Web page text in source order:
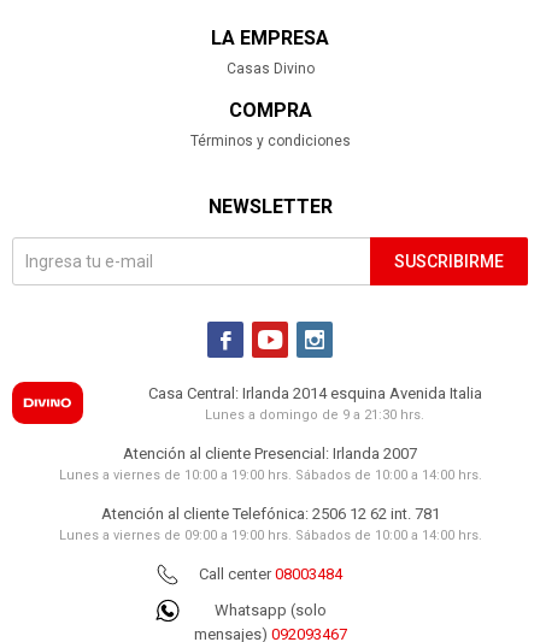
LA EMPRESA
Casas Divino
COMPRA
Términos y condiciones
NEWSLETTER
SUSCRIBIRME
  
Casa Central: Irlanda 2014 esquina Avenida Italia
Lunes a domingo de 9 a 21:30 hrs.
Atención al cliente Presencial: Irlanda 2007
Lunes a viernes de 10:00 a 19:00 hrs. Sábados de 10:00 a 14:00 hrs.
Atención al cliente Telefónica: 2506 12 62 int. 781
Lunes a viernes de 09:00 a 19:00 hrs. Sábados de 10:00 a 14:00 hrs.
Call center08003484
Whatsapp (solo
mensajes) 092093467